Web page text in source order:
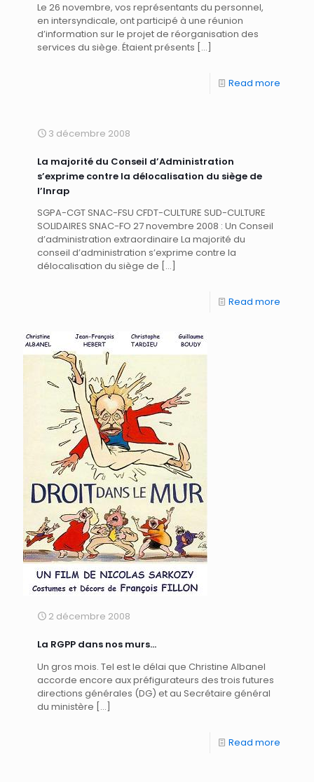
Le 26 novembre, vos représentants du personnel,
en intersyndicale, ont participé à une réunion
d’information sur le projet de réorganisation des
services du siège. Étaient présents […]
Read more
3 décembre 2008
La majorité du Conseil d’Administration
s’exprime contre la délocalisation du siège de
l’Inrap
SGPA-CGT SNAC-FSU CFDT-CULTURE SUD-CULTURE
SOLIDAIRES SNAC-FO 27 novembre 2008 : Un Conseil
d’administration extraordinaire La majorité du
conseil d’administration s’exprime contre la
délocalisation du siège de […]
Read more
2 décembre 2008
La RGPP dans nos murs…
Un gros mois. Tel est le délai que Christine Albanel
accorde encore aux préfigurateurs des trois futures
directions générales (DG) et au Secrétaire général
du ministère […]
Read more